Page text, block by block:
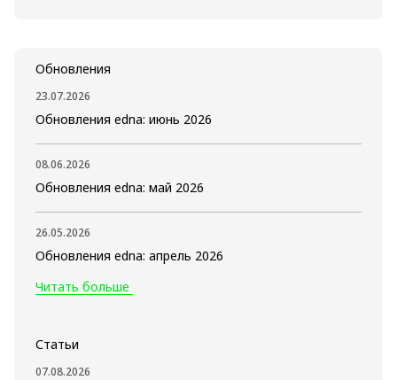
Обновления
23.07.2026
Обновления edna: июнь 2026
08.06.2026
Обновления edna: май 2026
26.05.2026
Обновления edna: апрель 2026
Читать больше
Статьи
07.08.2026